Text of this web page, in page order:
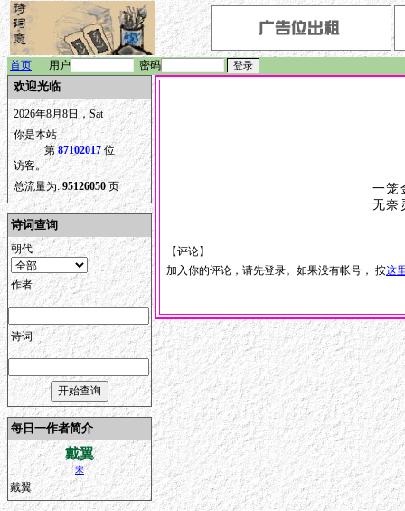
首页 用户 密码
欢迎光临
2026年8月8日，Sat
你是本站
第87102017位
访客。
总流量为:95126050 页
诗词查询
朝代
作者
诗词
每日一作者简介
戴翼
宋
戴翼
一笼
无奈
【评论】
加入你的评论，请先登录。如果没有帐号， 按这